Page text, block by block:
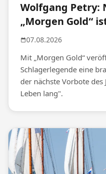
Wolfgang Petry:
„Morgen Gold“
07.08.2026
Mit „Morgen Gold“
Schlagerlegende eine
der nächste Vorbote des
Leben lang".